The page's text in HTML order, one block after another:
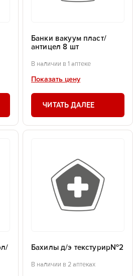
Банки вакуум пласт/
антицел 8 шт
В наличии в 1 аптеке
Показать цену
ЧИТАТЬ ДАЛЕЕ
Бахилы д/э текстурир№2
В наличии в 2 аптеках